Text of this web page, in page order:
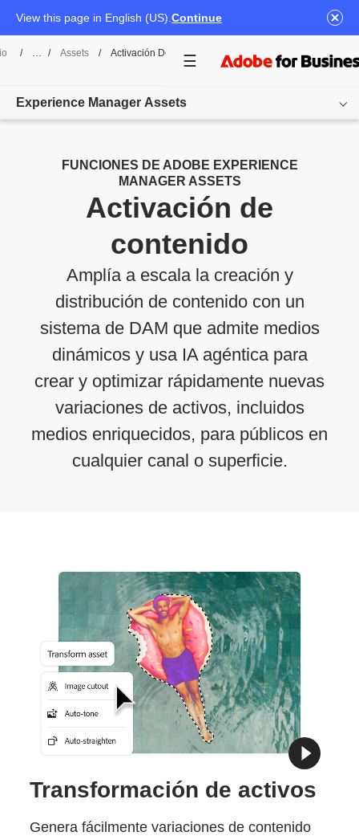
View this page in English (US). Continue
/ Assets / Activación De Contenido
Experience Manager Assets
Comenzar
FUNCIONES DE ADOBE EXPERIENCE
MANAGER ASSETS
Activación de
contenido
Amplía a escala la creación y
distribución de contenido con un
sistema de DAM que admite medios
dinámicos y usa IA agéntica para
crear y optimizar rápidamente nuevas
variaciones de activos, incluidos
medios enriquecidos, para públicos en
cualquier canal o superficie.
Transformación de activos
Genera fácilmente variaciones de contenido